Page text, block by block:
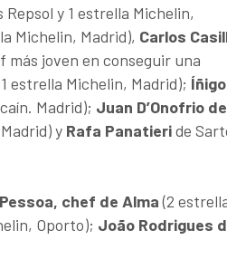
Repsol y 1 estrella Michelin,
Michelin, Madrid), Carlos
más joven en conseguir una
estrella Michelin, Madrid); Íñigo
Madrid); Juan D’Onofrio de
y Rafa Panatieride
chef de Alma(2
Oporto); João Rodrigues